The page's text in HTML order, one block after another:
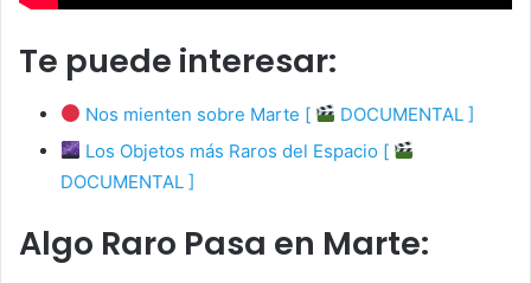
Te puede interesar:
Nos mienten sobre Marte [
DOCUMENTAL ]
Los Objetos más Raros del Espacio [
DOCUMENTAL ]
Algo Raro Pasa en Marte: